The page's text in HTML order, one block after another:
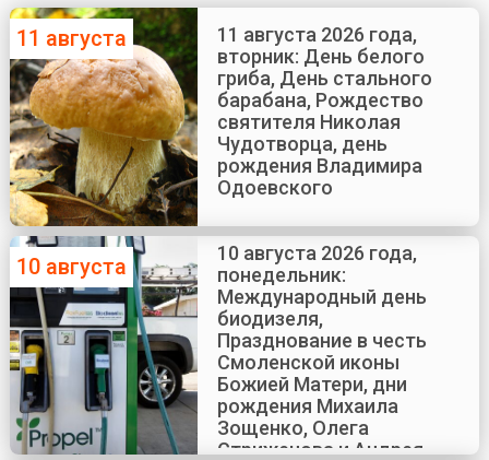
11 августа
11 августа 2026 года,
вторник: День белого
гриба, День стального
барабана, Рождество
святителя Николая
Чудотворца, день
рождения Владимира
Одоевского
10 августа
10 августа 2026 года,
понедельник:
Международный день
биодизеля,
Празднование в честь
Смоленской иконы
Божией Матери, дни
рождения Михаила
Зощенко, Олега
Стриженова и Андрея